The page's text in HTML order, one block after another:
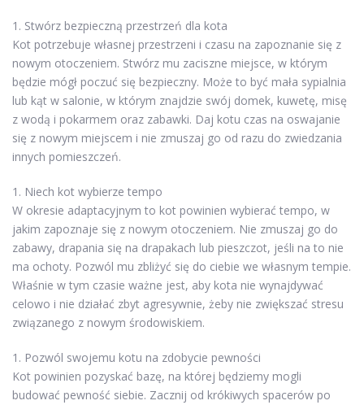
1. Stwórz bezpieczną przestrzeń dla kota
Kot potrzebuje własnej przestrzeni i czasu na zapoznanie się z
nowym otoczeniem. Stwórz mu zaciszne miejsce, w którym
będzie mógł poczuć się bezpieczny. Może to być mała sypialnia
lub kąt w salonie, w którym znajdzie swój domek, kuwetę, misę
z wodą i pokarmem oraz zabawki. Daj kotu czas na oswajanie
się z nowym miejscem i nie zmuszaj go od razu do zwiedzania
innych pomieszczeń.
1. Niech kot wybierze tempo
W okresie adaptacyjnym to kot powinien wybierać tempo, w
jakim zapoznaje się z nowym otoczeniem. Nie zmuszaj go do
zabawy, drapania się na drapakach lub pieszczot, jeśli na to nie
ma ochoty. Pozwól mu zbliżyć się do ciebie we własnym tempie.
Właśnie w tym czasie ważne jest, aby kota nie wynajdywać
celowo i nie działać zbyt agresywnie, żeby nie zwiększać stresu
związanego z nowym środowiskiem.
1. Pozwól swojemu kotu na zdobycie pewności
Kot powinien pozyskać bazę, na której będziemy mogli
budować pewność siebie. Zacznij od krókiwych spacerów po